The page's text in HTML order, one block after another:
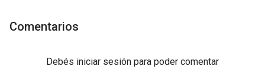
Comentarios
Debés iniciar sesión para poder comentar